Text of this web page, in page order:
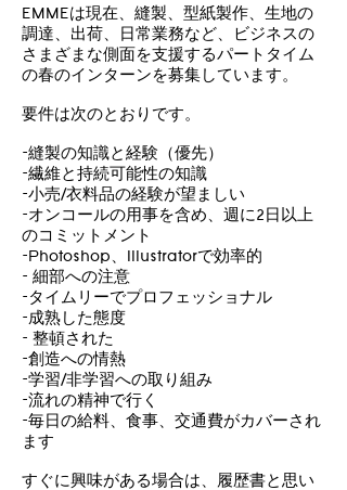
EMMEは現在、縫製、型紙製作、生地の
調達、出荷、日常業務など、ビジネスの
さまざまな側面を支援するパートタイム
の春のインターンを募集しています。
要件は次のとおりです。
-縫製の知識と経験（優先）
-繊維と持続可能性の知識
-小売/衣料品の経験が望ましい
-オンコールの用事を含め、週に2日以上
のコミットメント
-Photoshop、Illustratorで効率的
- 細部への注意
-タイムリーでプロフェッショナル
-成熟した態度
- 整頓された
-創造への情熱
-学習/非学習への取り組み
-流れの精神で行く
-毎日の給料、食事、交通費がカバーされ
ます
すぐに興味がある場合は、履歴書と思い